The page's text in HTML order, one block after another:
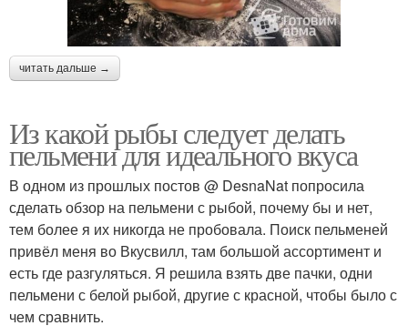
читать дальше →
Из какой рыбы следует делать
пельмени для идеального вкуса
В одном из прошлых постов @ DesnaNat попросила
сделать обзор на пельмени с рыбой, почему бы и нет,
тем более я их никогда не пробовала. Поиск пельменей
привёл меня во Вкусвилл, там большой ассортимент и
есть где разгуляться. Я решила взять две пачки, одни
пельмени с белой рыбой, другие с красной, чтобы было с
чем сравнить.